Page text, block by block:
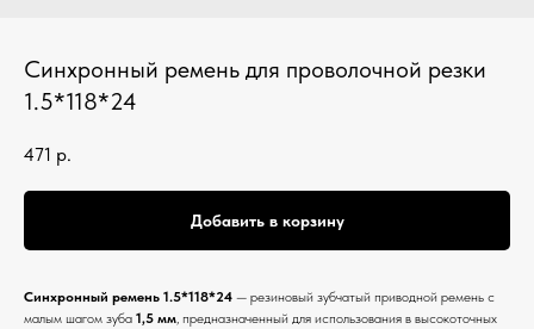
Синхронный ремень для проволочной резки
1.5*118*24
471 р.
Добавить в корзину
Синхронный ремень 1.5*118*24 — резиновый зубчатый приводной ремень с
малым шагом зуба 1,5 мм, предназначенный для использования в высокоточных